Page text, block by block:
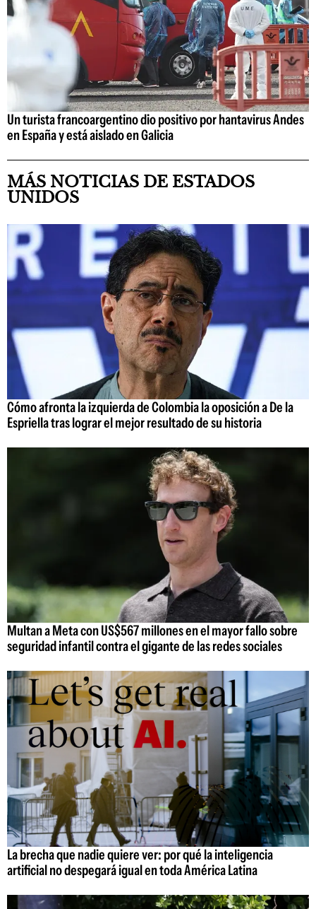
Un turista francoargentino dio positivo por hantavirus Andes
en España y está aislado en Galicia
MÁS NOTICIAS DE ESTADOS
UNIDOS
Cómo afronta la izquierda de Colombia la oposición a De la
Espriella tras lograr el mejor resultado de su historia
Multan a Meta con US$567 millones en el mayor fallo sobre
seguridad infantil contra el gigante de las redes sociales
La brecha que nadie quiere ver: por qué la inteligencia
artificial no despegará igual en toda América Latina